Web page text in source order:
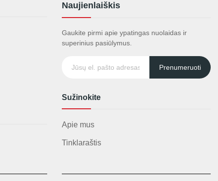
Naujienlaiškis
Gaukite pirmi apie ypatingas nuolaidas ir
superinius pasiūlymus.
Prenumeruoti
Sužinokite
Apie mus
Tinklaraštis